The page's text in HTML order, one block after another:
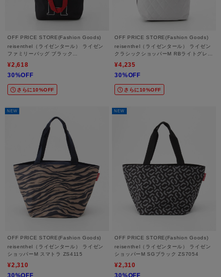
OFF PRICE STORE(Fashion Goods)
reisenthel（ライゼンタール） ライゼン
ファミリーバッグ ブラック
¥2,618
30%OFF
さらに10%OFF
OFF PRICE STORE(Fashion Goods)
reisenthel（ライゼンタール） ライゼン
クラシックショッパーM RBライトグレー
¥4,235
30%OFF
さらに10%OFF
NEW
OFF PRICE STORE(Fashion Goods)
reisenthel（ライゼンタール） ライゼン
ショッパーM スマトラ ZS4115
¥2,310
NEW
OFF PRICE STORE(Fashion Goods)
reisenthel（ライゼンタール） ライゼン
ショッパーM SGブラック ZS7054
¥2,310